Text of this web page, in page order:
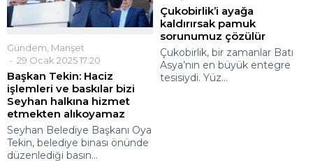
Gündem, Manşet
29 Ocak 2025 17:20
Başkan Tekin: Haciz
işlemleri ve baskılar bizi
Seyhan halkına hizmet
etmekten alıkoyamaz
Seyhan Belediye Başkanı Oya
Tekin, belediye binası önünde
düzenlediği basın...
Çukobirlik’i ayağa
kaldırırsak pamuk
sorunumuz çözülür
Çukobirlik, bir zamanlar Batı
Asya’nın en büyük entegre
tesisiydi. Yüz...